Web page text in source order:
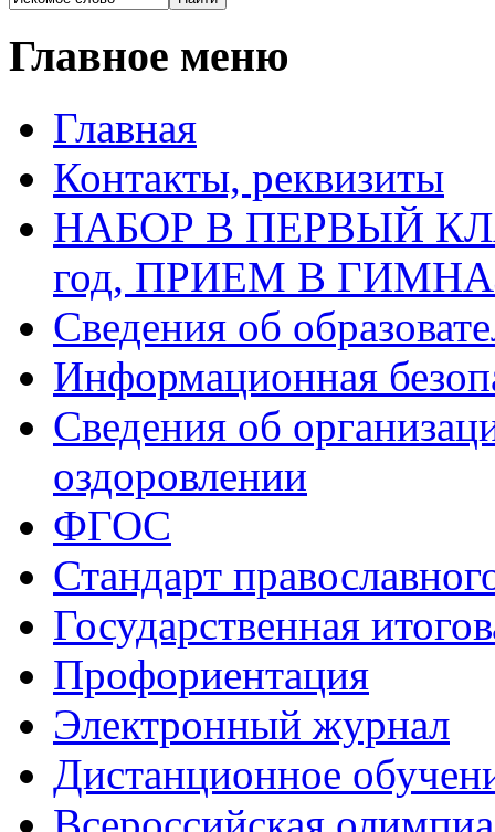
Главное меню
Главная
Контакты, реквизиты
НАБОР В ПЕРВЫЙ
год, ПРИЕМ В
Сведения об
Информационная
Сведения об
оздоровлении
ФГОС
Стандарт
Государственная
Профориентация
Электронный журнал
Дистанционное